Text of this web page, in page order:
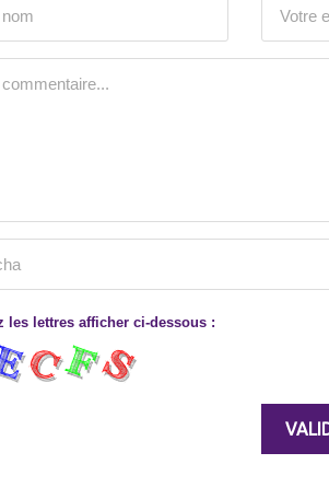
les lettres afficher ci-dessous :